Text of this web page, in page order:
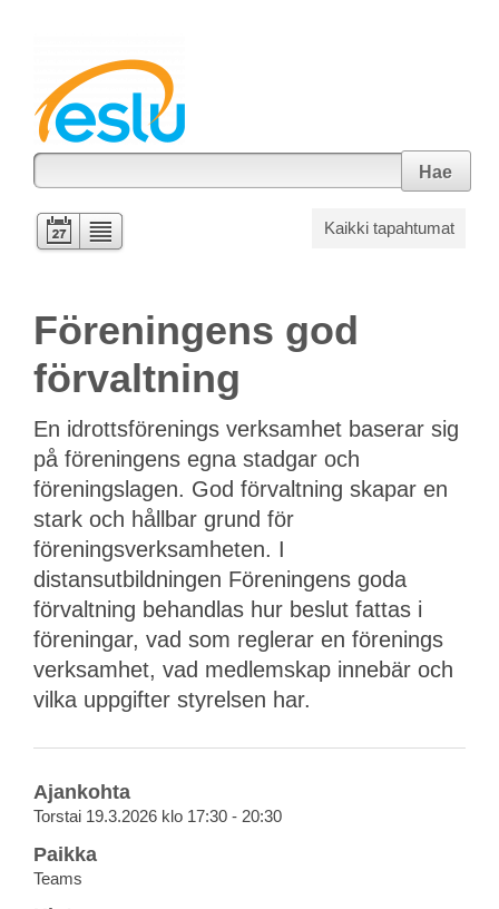
Hae
Kaikki tapahtumat
Föreningens god
förvaltning
En idrottsförenings verksamhet baserar sig
på föreningens egna stadgar och
föreningslagen. God förvaltning skapar en
stark och hållbar grund för
föreningsverksamheten. I
distansutbildningen Föreningens goda
förvaltning behandlas hur beslut fattas i
föreningar, vad som reglerar en förenings
verksamhet, vad medlemskap innebär och
vilka uppgifter styrelsen har.
Ajankohta
Torstai 19.3.2026 klo 17:30 - 20:30
Paikka
Teams